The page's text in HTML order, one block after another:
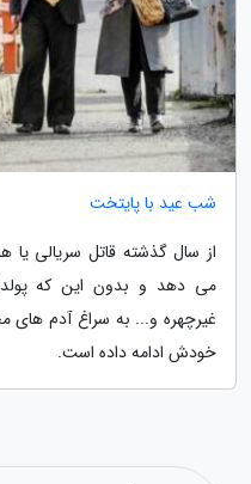
شب عید با پایتخت
از سال گذشته قاتل سریالی یا
می دهد و بدون این که
غیرچهره و... به سراغ آدم های
خودش ادامه داده است.